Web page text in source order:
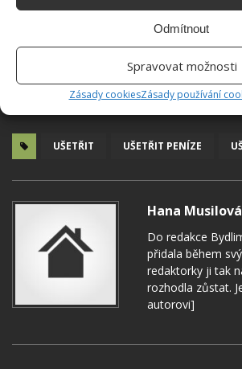
Odmítnout
Spravovat možnosti
Zásady cookiesZásady používání
UŠETŘIT UŠETŘIT PENÍZE
Hana Musilová
Do redakce
přidala během
redaktorky ji tak
rozhodla zůstat.
autorovi]